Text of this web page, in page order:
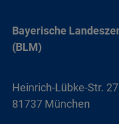
Bayerische
(BLM)
Heinrich-Lübke-Str. 27
81737 München